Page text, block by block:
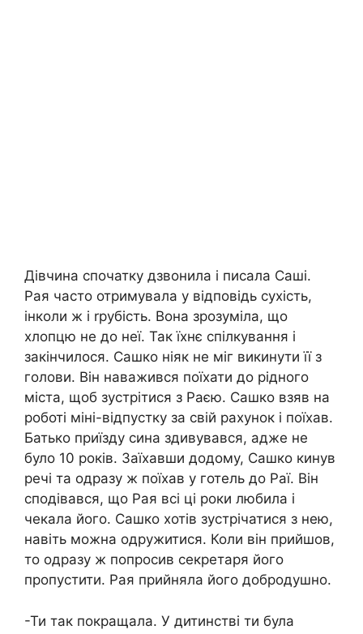
Дівчина спочатку дзвонила і писала Саші.
Рая часто отримувала у відповідь сухість,
інколи ж і rрубість. Вона зрозуміла, що
хлопцю не до неї. Так їхнє спілкування і
закінчилося. Сашко ніяк не міг викинути її з
голови. Він наважився поїхати до рідного
міста, щоб зустрітися з Раєю. Сашко взяв на
роботі міні-відпустку за свій рахунок і поїхав.
Батько приїзду сина здивувався, адже не
було 10 років. Заїхавши додому, Сашко кинув
речі та одразу ж поїхав у готель до Раї. Він
сподівався, що Рая всі ці роки любила і
чекала його. Сашко хотів зустрічатися з нею,
навіть можна одружитися. Коли він прийшов,
то одразу ж попросив секретаря його
пропустити. Рая прийняла його добродушно.
-Ти так покращала. У дитинстві ти була